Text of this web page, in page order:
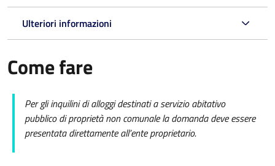
Ulteriori informazioni
Come fare
Per gli inquilini di alloggi destinati a servizio abitativo
pubblico di proprietà non comunale la domanda deve essere
presentata direttamente all’ente proprietario.